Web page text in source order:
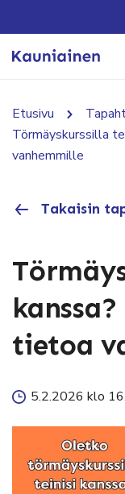
Etusivu
Törmäyskurssilla
vanhemmille
Takaisin
tietoa
5.2.2026 klo